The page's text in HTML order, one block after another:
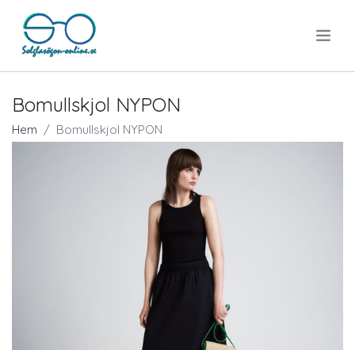
Bomullskjol NYPON
Hem Bomullskjol NYPON